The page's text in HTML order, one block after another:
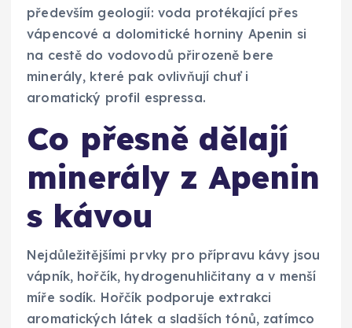
především geologií: voda protékající přes
vápencové a dolomitické horniny Apenin si
na cestě do vodovodů přirozeně bere
minerály, které pak ovlivňují chuť i
aromatický profil espressa.
Co přesně dělají
minerály z Apenin
s kávou
Nejdůležitějšími prvky pro přípravu kávy jsou
vápník, hořčík, hydrogenuhličitany a v menší
míře sodík. Hořčík podporuje extrakci
aromatických látek a sladších tónů, zatímco